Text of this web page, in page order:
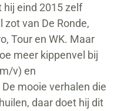
hij eind 2015 zelf
van De Ronde,
Tour en WK. Maar
meer kippenvel bij
v) en
mooie verhalen die
daar doet hij dit